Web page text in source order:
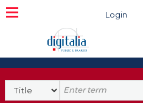
Login
Search